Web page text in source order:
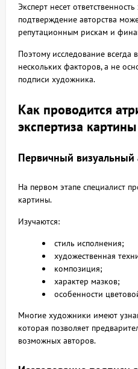
Эксперт несет
подтверждение авторства
репутационным рискам и
Поэтому исследование всегда
нескольких факторов, а не
подписи художника.
Как проводится
экспертиза картины
Первичный визуальный
На первом этапе специалист
картины.
Изучаются:
стиль исполнения;
художественная
композиция;
характер мазков;
особенности
Многие художники имеют
которая позволяет
возможных авторов.